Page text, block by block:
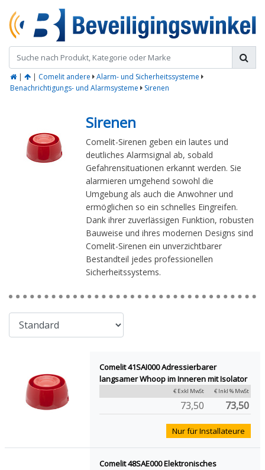
| | Comelit andere
Alarm- und Sicherheitssysteme
Benachrichtigungs- und Alarmsysteme
Sirenen
Sirenen
Comelit-Sirenen geben ein lautes und
deutliches Alarmsignal ab, sobald
Gefahrensituationen erkannt werden. Sie
alarmieren umgehend sowohl die
Umgebung als auch die Anwohner und
ermöglichen so ein schnelles Eingreifen.
Dank ihrer zuverlässigen Funktion, robusten
Bauweise und ihres modernen Designs sind
Comelit-Sirenen ein unverzichtbarer
Bestandteil jedes professionellen
Sicherheitssystems.
Comelit 41SAI000 Adressierbarer
langsamer Whoop im Inneren mit Isolator
€ Exkl MwSt € Inkl % MwSt
73,50 73,50
Nur für Installateure
Comelit 48SAE000 Elektronisches